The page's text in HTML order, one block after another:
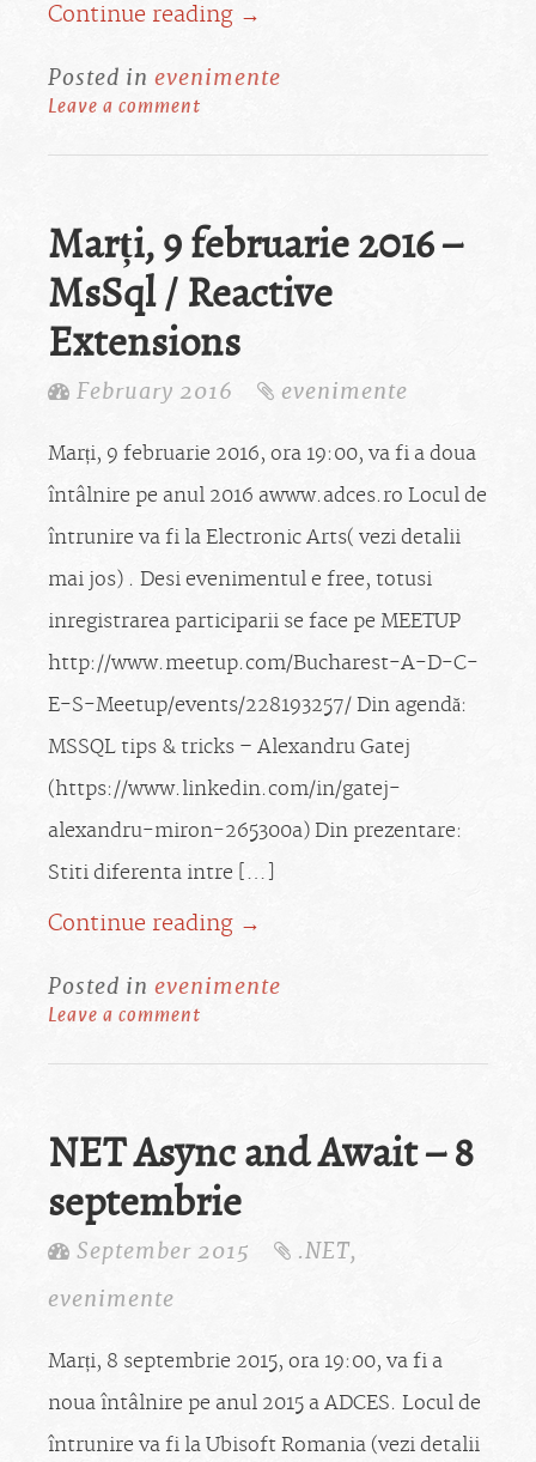
Continue reading →
Posted in evenimente
Leave a comment
Marți, 9 februarie 2016 –
MsSql / Reactive
Extensions
February 2016 evenimente
Marți, 9 februarie 2016, ora 19:00, va fi a doua
întâlnire pe anul 2016 awww.adces.ro Locul de
întrunire va fi la Electronic Arts( vezi detalii
mai jos) . Desi evenimentul e free, totusi
inregistrarea participarii se face pe MEETUP
http://www.meetup.com/Bucharest-A-D-C-
E-S-Meetup/events/228193257/ Din agendă:
MSSQL tips & tricks – Alexandru Gatej
(https://www.linkedin.com/in/gatej-
alexandru-miron-265300a) Din prezentare:
Stiti diferenta intre […]
Continue reading →
Posted in evenimente
Leave a comment
NET Async and Await – 8
septembrie
September 2015 .NET,
evenimente
Marți, 8 septembrie 2015, ora 19:00, va fi a
noua întâlnire pe anul 2015 a ADCES. Locul de
întrunire va fi la Ubisoft Romania (vezi detalii